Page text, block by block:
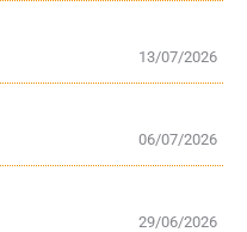
13/07/2026
06/07/2026
29/06/2026